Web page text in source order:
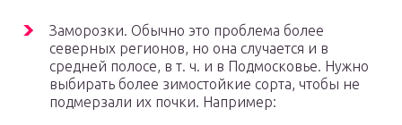
Заморозки. Обычно это проблема более
северных регионов, но она случается и в
средней полосе, в т. ч. и в Подмосковье. Нужно
выбирать более зимостойкие сорта, чтобы не
подмерзали их почки. Например: